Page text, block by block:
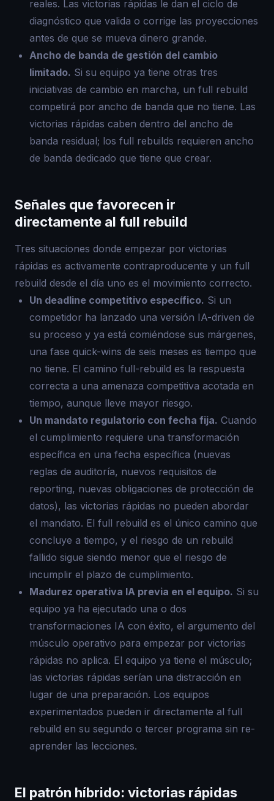
reales. Las victorias rápidas le dan el ciclo de
diagnóstico que valida o corrige las proyecciones
antes de que se mueva dinero grande.
Ancho de banda de gestión del cambio
limitado. Si su equipo ya tiene otras tres
iniciativas de cambio en marcha, un full rebuild
competirá por ancho de banda que no tiene. Las
victorias rápidas caben dentro del ancho de
banda residual; los full rebuilds requieren ancho
de banda dedicado que tiene que crear.
Señales que favorecen ir
directamente al full rebuild
Tres situaciones donde empezar por victorias
rápidas es activamente contraproducente y un full
rebuild desde el día uno es el movimiento correcto.
Un deadline competitivo específico. Si un
competidor ha lanzado una versión IA-driven de
su proceso y ya está comiéndose sus márgenes,
una fase quick-wins de seis meses es tiempo que
no tiene. El camino full-rebuild es la respuesta
correcta a una amenaza competitiva acotada en
tiempo, aunque lleve mayor riesgo.
Un mandato regulatorio con fecha fija. Cuando
el cumplimiento requiere una transformación
específica en una fecha específica (nuevas
reglas de auditoría, nuevos requisitos de
reporting, nuevas obligaciones de protección de
datos), las victorias rápidas no pueden abordar
el mandato. El full rebuild es el único camino que
concluye a tiempo, y el riesgo de un rebuild
fallido sigue siendo menor que el riesgo de
incumplir el plazo de cumplimiento.
Madurez operativa IA previa en el equipo. Si su
equipo ya ha ejecutado una o dos
transformaciones IA con éxito, el argumento del
músculo operativo para empezar por victorias
rápidas no aplica. El equipo ya tiene el músculo;
las victorias rápidas serían una distracción en
lugar de una preparación. Los equipos
experimentados pueden ir directamente al full
rebuild en su segundo o tercer programa sin re-
aprender las lecciones.
El patrón híbrido: victorias rápidas